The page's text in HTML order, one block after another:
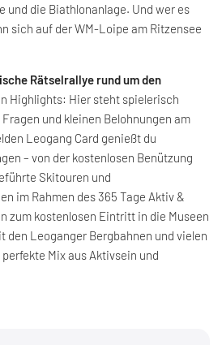
und die Biathlonanlage. Und wer es
sich auf der WM-Loipe am Ritzensee
Rätselrallye rund um den
Highlights: Hier steht spielerisch
und kleinen Belohnungen am
Leogang Card genießt du
– von der kostenlosen Benützung
Skitouren und
im Rahmen des 365 Tage Aktiv &
zum kostenlosen Eintritt in die Museen
den Leoganger Bergbahnen und vielen
Mix aus Aktivsein und